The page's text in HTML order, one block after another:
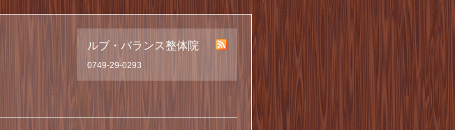
ルブ・バランス整体院
0749-29-0293